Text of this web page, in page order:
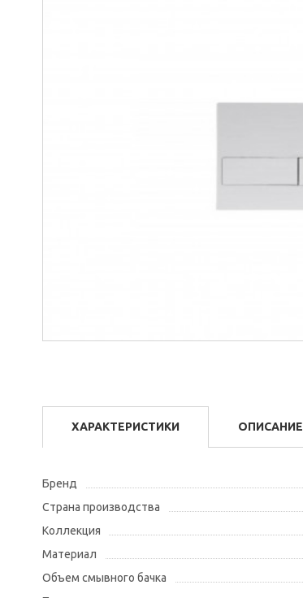
ХАРАКТЕРИСТИКИ ОПИСАНИЕ
Бренд
Страна производства
Коллекция
Материал
Объем смывного бачка